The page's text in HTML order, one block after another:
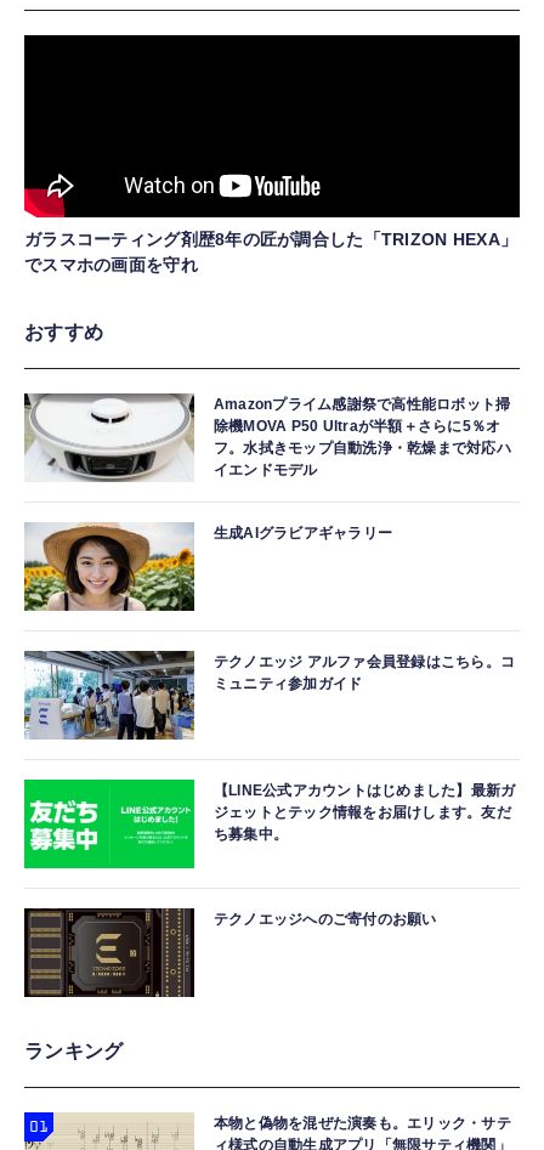
ガラスコーティング剤歴8年の匠が調合した「TRIZON HEXA」
でスマホの画面を守れ
おすすめ
Amazonプライム感謝祭で高性能ロボット掃
除機MOVA P50 Ultraが半額＋さらに5％オ
フ。水拭きモップ自動洗浄・乾燥まで対応ハ
イエンドモデル
生成AIグラビアギャラリー
テクノエッジ アルファ会員登録はこちら。コ
ミュニティ参加ガイド
【LINE公式アカウントはじめました】最新ガ
ジェットとテック情報をお届けします。友だ
ち募集中。
テクノエッジへのご寄付のお願い
ランキング
本物と偽物を混ぜた演奏も。エリック・サテ
ィ様式の自動生成アプリ「無限サティ機関」